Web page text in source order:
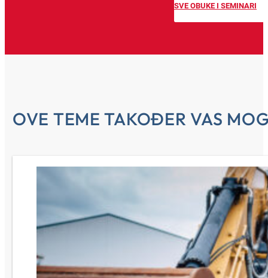
SVE OBUKE I SEMINARI
OVE TEME TAKOĐER VAS